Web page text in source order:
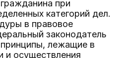
при
категорий дел.
в правовое
законодатель
лежащие в
и осуществления